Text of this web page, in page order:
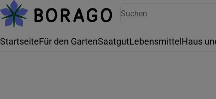
StartseiteFür den GartenSaatgutLebensmittel Haus